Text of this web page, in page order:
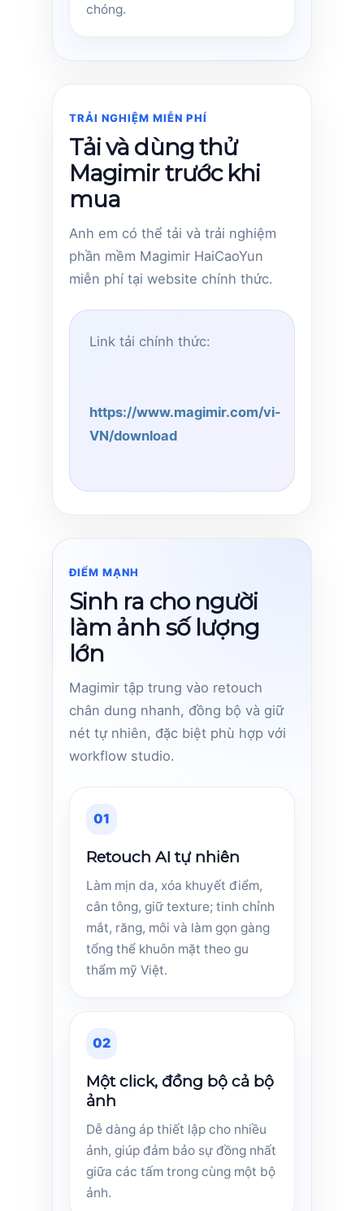
chóng.
TRẢI NGHIỆM MIỄN PHÍ
Tải và dùng thử
Magimir trước khi
mua
Anh em có thể tải và trải nghiệm
phần mềm Magimir HaiCaoYun
miễn phí tại website chính thức.
Link tải chính thức:
https://www.magimir.com/vi-
VN/download
ĐIỂM MẠNH
Sinh ra cho người
làm ảnh số lượng
lớn
Magimir tập trung vào retouch
chân dung nhanh, đồng bộ và giữ
nét tự nhiên, đặc biệt phù hợp với
workflow studio.
01
Retouch AI tự nhiên
Làm mịn da, xóa khuyết điểm,
cân tông, giữ texture; tinh chỉnh
mắt, răng, môi và làm gọn gàng
tổng thể khuôn mặt theo gu
thẩm mỹ Việt.
02
Một click, đồng bộ cả bộ
ảnh
Dễ dàng áp thiết lập cho nhiều
ảnh, giúp đảm bảo sự đồng nhất
giữa các tấm trong cùng một bộ
ảnh.